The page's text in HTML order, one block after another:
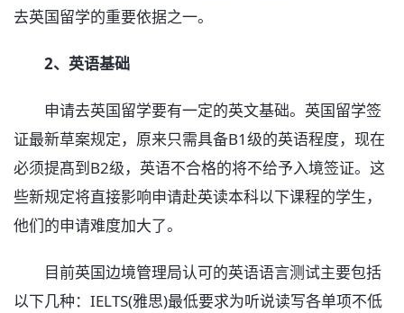
去英国留学的重要依据之一。
2、英语基础
申请去英国留学要有一定的英文基础。英国留学签
证最新草案规定，原来只需具备B1级的英语程度，现在
必须提髙到B2级，英语不合格的将不给予入境签证。这
些新规定将直接影响申请赴英读本科以下课程的学生，
他们的申请难度加大了。
目前英国边境管理局认可的英语语言测试主要包括
以下几种：IELTS(雅思)最低要求为听说读写各单项不低